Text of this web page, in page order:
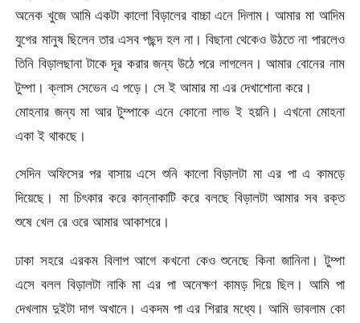
অনেক খুজে আমি একটা কালো বিড়ালের বাচ্চা এনে দিলাম। আমার মা আদিম
যুগের মানুষ ছিলেন তার এসব পছন্দ হল না। বিছানা থেকেও উঠতে না পারলেও
তিনি বিড়ালছানা টাকে দূর করার জন্য উঠে পরে লাগলেন। আমার বোনের নাম
টুম্পা। ক্লাস সেভেন এ পড়ে। সে ই আমার মা এর দেখাশোনা করে।
মোহনার জন্য মা আর টুম্পাকে এনে কোনো লাভ ই হয়নি। এখনো মোহনা
একা ই থাকছে।
সেদিন অফিসের পর বাসায় এসে শুনি কালো বিড়ালটা মা এর পা এ কামড়ে
দিয়েছে। মা চিৎকার করে কান্নাকাটি করে বলছে বিড়ালটা আমার সব রক্ত
শুষে খেল রে ওরে আমার আকাশরে।
ঢাকা সহরে এরকম বিলাপ আগে কখনো কেও শুনেছে কিনা জানিনা। টুম্পা
এসে বলল বিড়ালটা নাকি মা এর পা অনেক্ষণ কামড় দিয়ে ছিল। আমি পা
দেখলাম দুইটা দাগ অখানে। একদম পা এর শিরার মধ্যে। আমি ভাবলাম কো